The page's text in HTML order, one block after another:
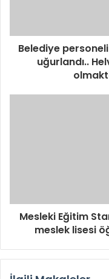
Belediye
uğurlandı..
Mesleki Eğitim
meslek lisesi